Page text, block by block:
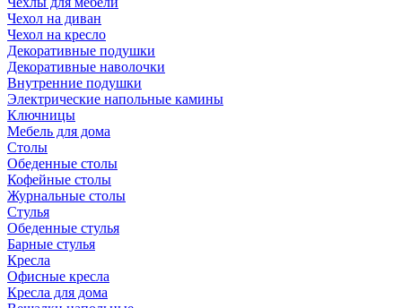
Чехол на диван
Чехол на кресло
Декоративные подушки
Декоративные наволочки
Внутренние подушки
Электрические напольные камины
Ключницы
Мебель для дома
Столы
Обеденные столы
Кофейные столы
Журнальные столы
Стулья
Обеденные стулья
Барные стулья
Кресла
Офисные кресла
Кресла для дома